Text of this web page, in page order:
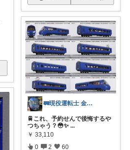
🚃現役運転士 金魚🐠
🚆これ、予約せんで後悔するや
つちゃう？😳✨ ...
￥ 33,110
0 2 60